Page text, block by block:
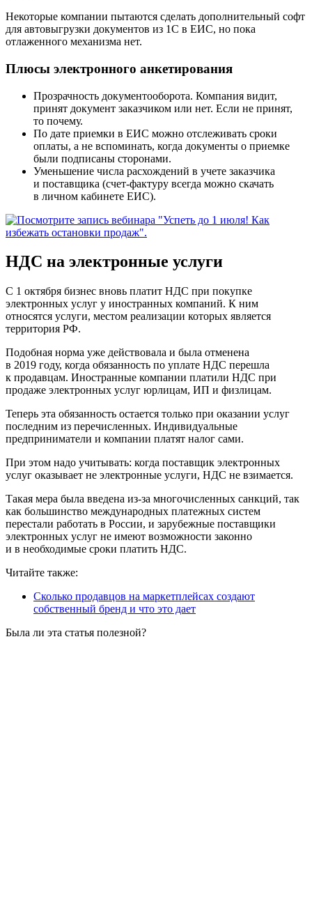
Некоторые компании пытаются сделать дополнительный софт
для автовыгрузки документов из 1С в ЕИС, но пока
отлаженного механизма нет.
Плюсы электронного анкетирования
Прозрачность документооборота. Компания видит,
принят документ заказчиком или нет. Если не принят,
то почему.
По дате приемки в ЕИС можно отслеживать сроки
оплаты, а не вспоминать, когда документы о приемке
были подписаны сторонами.
Уменьшение числа расхождений в учете заказчика
и поставщика (счет-фактуру всегда можно скачать
в личном кабинете ЕИС).
НДС на электронные услуги
С 1 октября бизнес вновь платит НДС при покупке
электронных услуг у иностранных компаний. К ним
относятся услуги, местом реализации которых является
территория РФ.
Подобная норма уже действовала и была отменена
в 2019 году, когда обязанность по уплате НДС перешла
к продавцам. Иностранные компании платили НДС при
продаже электронных услуг юрлицам, ИП и физлицам.
Теперь эта обязанность остается только при оказании услуг
последним из перечисленных. Индивидуальные
предприниматели и компании платят налог сами.
При этом надо учитывать: когда поставщик электронных
услуг оказывает не электронные услуги, НДС не взимается.
Такая мера была введена из-за многочисленных санкций, так
как большинство международных платежных систем
перестали работать в России, и зарубежные поставщики
электронных услуг не имеют возможности законно
и в необходимые сроки платить НДС.
Читайте также:
Сколько продавцов на маркетплейсах создают
собственный бренд и что это дает
Была ли эта статья полезной?